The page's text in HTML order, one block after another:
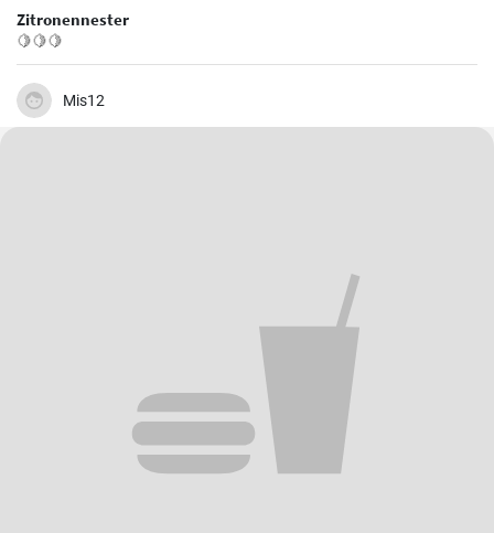
Zitronennester
🍋🍋🍋
Mis12